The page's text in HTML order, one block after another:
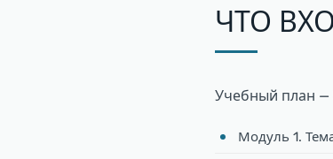
ЧТО
Учебный план —
Модуль 1.